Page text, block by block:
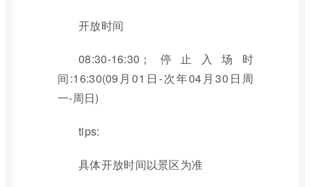
开放时间
08:30-16:30；停止入场时
间:16:30(09月01日-次年04月30日周
一-周日)
tips:
具体开放时间以景区为准